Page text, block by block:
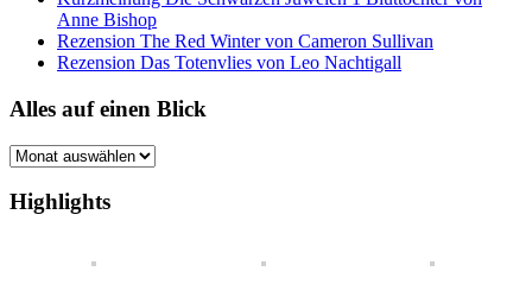
Anne Bishop
Rezension The Red Winter von Cameron Sullivan
Rezension Das Totenvlies von Leo Nachtigall
Alles auf einen Blick
Alles
einen
Blick
Highlights